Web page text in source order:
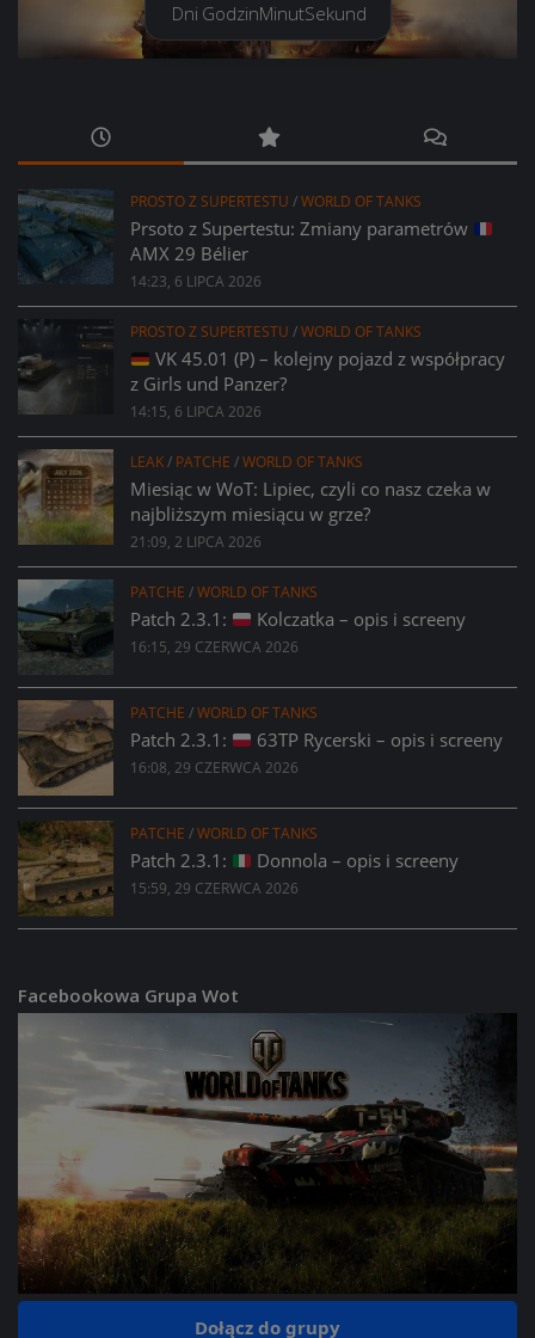
Dni GodzinMinutSekund
PROSTO Z SUPERTESTU /WORLD OF TANKS
Prsoto z Supertestu: Zmiany parametrów
AMX 29 Bélier
14:23, 6 LIPCA 2026
PROSTO Z SUPERTESTU /WORLD OF TANKS
VK 45.01 (P) – kolejny pojazd z współpracy
z Girls und Panzer?
14:15, 6 LIPCA 2026
LEAK/ PATCHE /WORLD OF TANKS
Miesiąc w WoT: Lipiec, czyli co nasz czeka w
najbliższym miesiącu w grze?
21:09, 2 LIPCA 2026
PATCHE /WORLD OF TANKS
Patch 2.3.1: Kolczatka – opis i screeny
16:15, 29 CZERWCA 2026
PATCHE /WORLD OF TANKS
Patch 2.3.1: 63TP Rycerski – opis i screeny
16:08, 29 CZERWCA 2026
PATCHE /WORLD OF TANKS
Patch 2.3.1: Donnola – opis i screeny
15:59, 29 CZERWCA 2026
Facebookowa Grupa Wot
Dołącz do grupy